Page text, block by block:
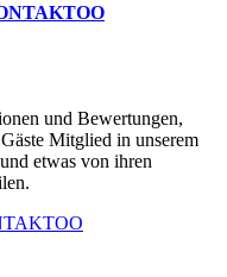
und Bewertungen,
Mitglied in unserem
etwas von ihren